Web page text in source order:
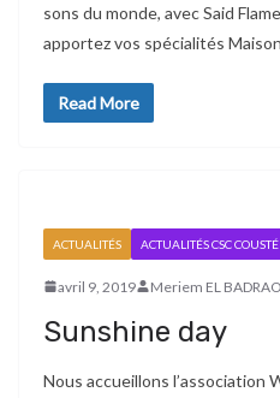
sons du monde, avec Said
apportez vos spécialités Maison
Read More
ACTUALITÉS ACTUALITÉS CSC COUSTÉ
avril 9, 2019 Meriem EL
Sunshine day
Nous accueillons l’association